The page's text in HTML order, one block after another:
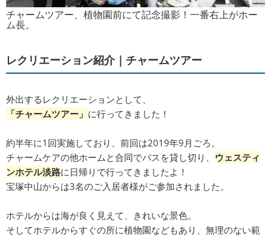
チャームツアー、植物園前にて記念撮影！一番右上がホー
ム長。
レクリエーション紹介｜チャームツアー
外出するレクリエーションとして、
「チャームツアー」 に行ってきました！
約半年に1回実施しており、前回は2019年9月ごろ。
チャームケアの他ホームと合同でバスを貸し切り、 ウェスティ
ンホテル淡路に日帰りで行ってきましたよ！
宝塚中山からは3名のご入居者様がご参加されました。
ホテルからは海が良く見えて、きれいな景色。
そしてホテルからすぐの所に植物園などもあり、無理のない範